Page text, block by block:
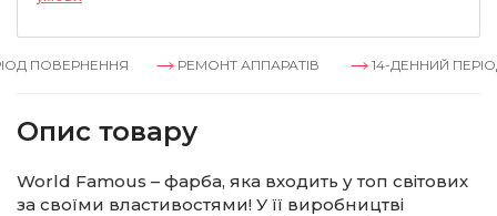
ПОВЕРНЕННЯ РЕМОНТ АППАРАТІВ 14-ДЕННИЙ
Опис товару
World Famous – фарба, яка входить у топ світових
за своїми властивостями! У її виробництві